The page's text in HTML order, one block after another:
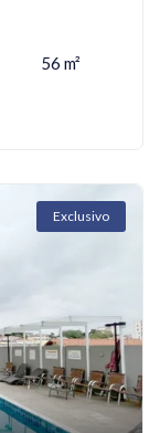
56 m²
Exclusivo